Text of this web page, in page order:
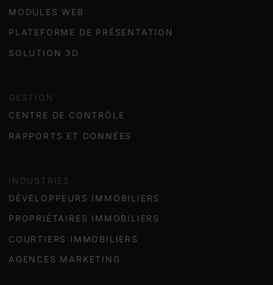
MODULES WEB
PLATEFORME DE PRÉSENTATION
SOLUTION 3D
GESTION
CENTRE DE CONTRÔLE
RAPPORTS ET DONNÉES
INDUSTRIES
DÉVELOPPEURS IMMOBILIERS
PROPRIÉTAIRES IMMOBILIER S
COURTIERS IMMOBILIERS
AGENCES MARKETING